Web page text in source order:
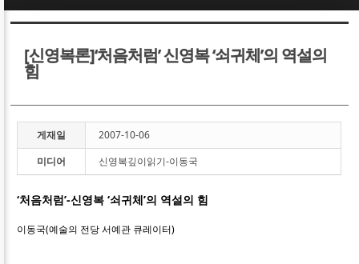
[신영복론]‘처음처럼’ 신영복 ‘쇠귀체’의 역설의
힘
게재일
2007-10-06
미디어
신영복깊이읽기-이동국
‘처음처럼’-신영복 ‘쇠귀체’의 역설의 힘
이동국(예술의 전당 서예관 큐레이터)
Sketchbook5, 스케치북5
Sketchbook5, 스케치북5
Sketchbook5, 스케치북5
Sketchbook5, 스케치북5